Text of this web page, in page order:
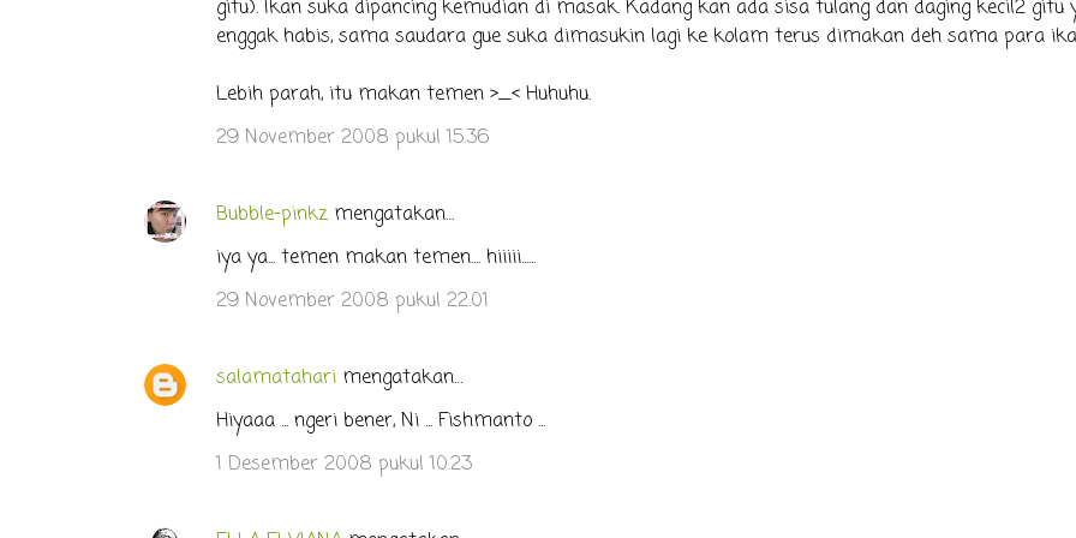
gitu). Ikan suka dipancing kemudian di masak. Kadang kan ada sisa tulang dan daging kecil2 gitu
enggak habis, sama saudara gue suka dimasukin lagi ke kolam terus dimakan deh sama para
Lebih parah, itu makan temen >_< Huhuhu.
29 November 2008 pukul 15.36
Bubble-pinkzmengatakan…
iya ya... temen makan temen.... hiiiii......
29 November 2008 pukul 22.01
salamataharimengatakan…
Hiyaaa ... ngeri bener, Ni ... Fishmanto ...
1 Desember 2008 pukul 10.23